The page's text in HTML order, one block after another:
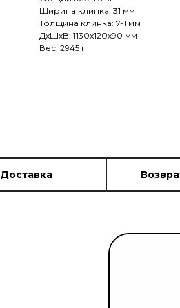
Ширина клинка: 31 мм
Толщина клинка: 7-1 мм
ДxШxВ: 1130x120x90 мм
Вес: 2945 г
Доставка